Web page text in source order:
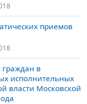
приемов
в
исполнительных
власти Московской